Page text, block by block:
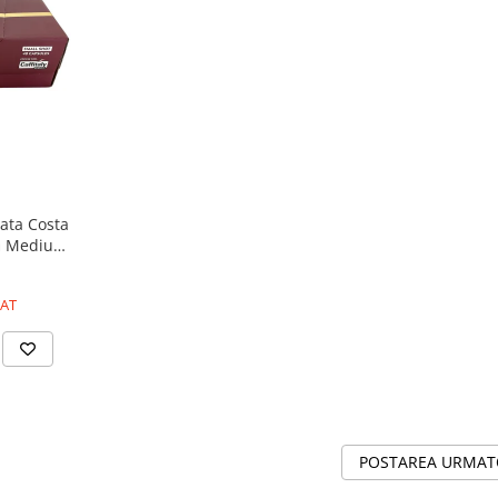
Costa
Medium
POSTAREA